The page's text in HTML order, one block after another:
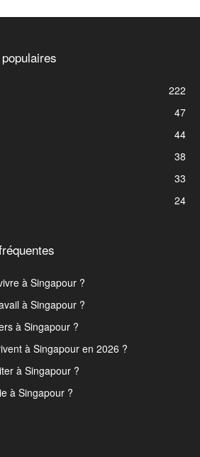
222
47
44
38
33
24
à Singapour ?
à Singapour ?
à Singapour ?
à Singapour en 2026 ?
à Singapour ?
à Singapour ?